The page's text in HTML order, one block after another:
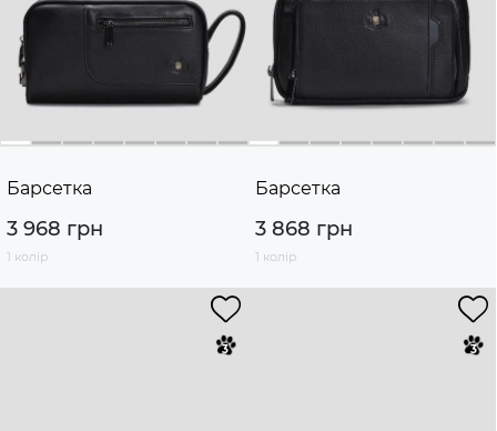
Барсетка
3 968 грн
1 колір
Барсетка
3 868 грн
1 колір